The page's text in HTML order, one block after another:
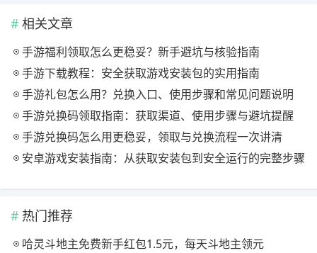
相关文章
手游福利领取怎么更稳妥？新手避坑与核验指南
手游下载教程：安全获取游戏安装包的实用指南
手游礼包怎么用？兑换入口、使用步骤和常见问题说明
手游兑换码领取指南：获取渠道、使用步骤与避坑提醒
手游兑换码怎么用更稳妥，领取与兑换流程一次讲清
安卓游戏安装指南：从获取安装包到安全运行的完整步骤
热门推荐
哈灵斗地主免费新手红包1.5元，每天斗地主领元